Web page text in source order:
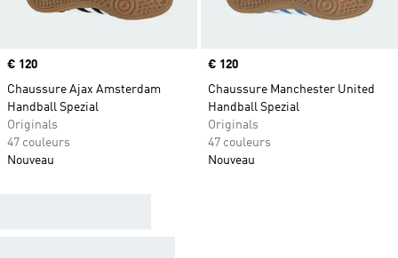
Prix
€ 120
Chaussure Ajax Amsterdam
Handball Spezial
Originals
47 couleurs
Nouveau
Prix
€ 120
Chaussure Manchester United
Handball Spezial
Originals
47 couleurs
Nouveau